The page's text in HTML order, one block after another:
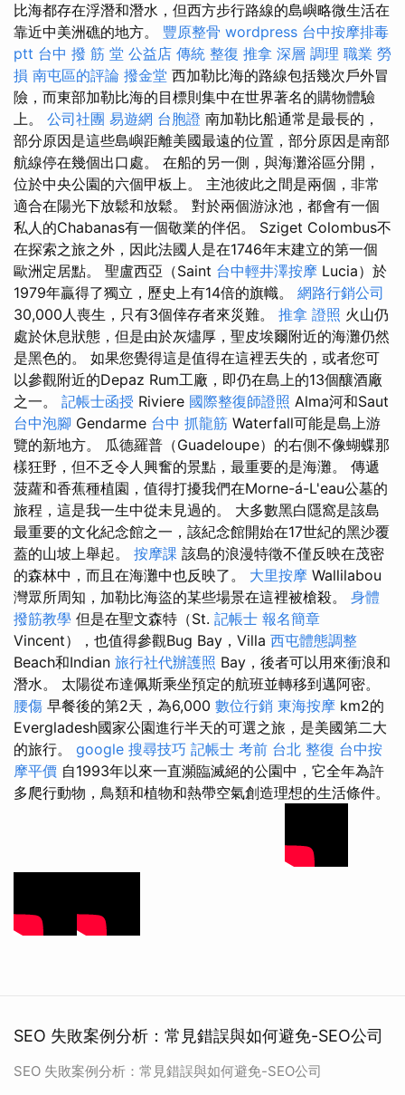
比海都存在浮潛和潛水，但西方步行路線的島嶼略微生活在
靠近中美洲礁的地方。 豐原整骨 wordpress 台中按摩排毒
ptt 台中 撥 筋 堂 公益店 傳統 整復 推拿 深層 調理 職業 勞
損 南屯區的評論 撥金堂 西加勒比海的路線包括幾次戶外冒
險，而東部加勒比海的目標則集中在世界著名的購物體驗
上。 公司社團 易遊網 台胞證 南加勒比船通常是最長的，
部分原因是這些島嶼距離美國最遠的位置，部分原因是南部
航線停在幾個出口處。 在船的另一側，與海灘浴區分開，
位於中央公園的六個甲板上。 主池彼此之間是兩個，非常
適合在陽光下放鬆和放鬆。 對於兩個游泳池，都會有一個
私人的Chabanas有一個敬業的伴侶。 Sziget Colombus不
在探索之旅之外，因此法國人是在1746年末建立的第一個
歐洲定居點。 聖盧西亞（Saint 台中輕井澤按摩 Lucia）於
1979年贏得了獨立，歷史上有14倍的旗幟。 網路行銷公司
30,000人喪生，只有3個倖存者來災難。 推拿 證照 火山仍
處於休息狀態，但是由於灰燼厚，聖皮埃爾附近的海灘仍然
是黑色的。 如果您覺得這是值得在這裡丟失的，或者您可
以參觀附近的Depaz Rum工廠，即仍在島上的13個釀酒廠
之一。 記帳士函授 Riviere 國際整復師證照 Alma河和Saut
台中泡腳 Gendarme 台中 抓龍筋 Waterfall可能是島上游
覽的新地方。 瓜德羅普（Guadeloupe）的右側不像蝴蝶那
樣狂野，但不乏令人興奮的景點，最重要的是海灘。 傳遞
菠蘿和香蕉種植園，值得打擾我們在Morne-á-L'eau公墓的
旅程，這是我一生中從未見過的。 大多數黑白隱窩是該島
最重要的文化紀念館之一，該紀念館開始在17世紀的黑沙覆
蓋的山坡上舉起。 按摩課 該島的浪漫特徵不僅反映在茂密
的森林中，而且在海灘中也反映了。 大里按摩 Wallilabou
灣眾所周知，加勒比海盜的某些場景在這裡被槍殺。 身體
撥筋教學 但是在聖文森特（St. 記帳士 報名簡章
Vincent），也值得參觀Bug Bay，Villa 西屯體態調整
Beach和Indian 旅行社代辦護照 Bay，後者可以用來衝浪和
潛水。 太陽從布達佩斯乘坐預定的航班並轉移到邁阿密。
腰傷 早餐後的第2天，為6,000 數位行銷 東海按摩 km2的
Evergladesh國家公園進行半天的可選之旅，是美國第二大
的旅行。 google 搜尋技巧 記帳士 考前 台北 整復 台中按
摩平價 自1993年以來一直瀕臨滅絕的公園中，它全年為許
多爬行動物，鳥類和植物和熱帶空氣創造理想的生活條件。
SEO 失敗案例分析：常見錯誤與如何避免-SEO公司
SEO 失敗案例分析：常見錯誤與如何避免-SEO公司